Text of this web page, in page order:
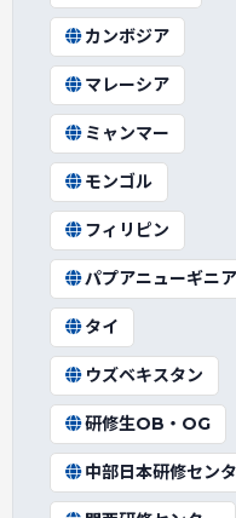
カンボジア
マレーシア
ミャンマー
モンゴル
フィリピン
パプアニューギニア
タイ
ウズベキスタン
研修生OB・OG
中部日本研修セン